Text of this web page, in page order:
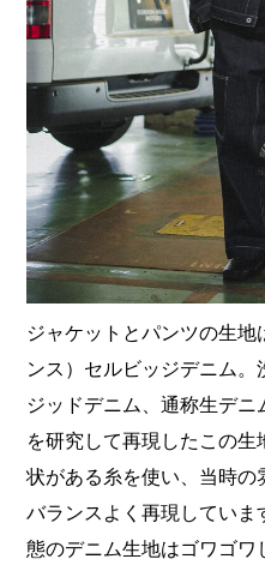
ジャケットとパンツの生
ンス）セルビッジデニム。
ジッドデニム、通称生デ
を研究して再現したこの
状がある糸を使い、当時の
バランスよく再現していま
態のデニム生地はゴワゴワ